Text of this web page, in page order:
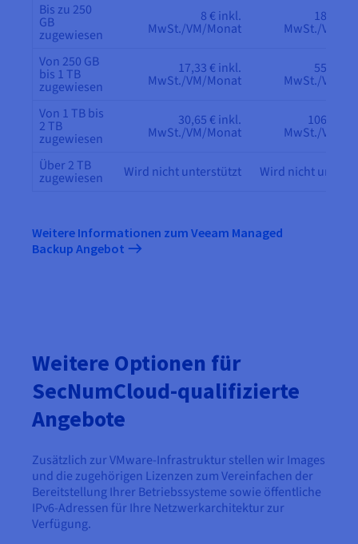
Bis zu 250
GB
zugewiesen
8 € inkl.
MwSt./VM/Monat
18,66 €
MwSt./VM/
Von 250 GB
bis 1 TB
zugewiesen
17,33 € inkl.
MwSt./VM/Monat
55,98 €
MwSt./VM/
Von 1 TB bis
2 TB
zugewiesen
30,65 € inkl.
MwSt./VM/Monat
106,62 €
MwSt./VM/
Über 2 TB
zugewiesen Wird nicht unterstützt Wird nicht
Weitere Informationen zum Veeam Managed
Backup Angebot
Weitere Optionen für
SecNumCloud-qualifizierte
Angebote
Zusätzlich zur VMware-Infrastruktur stellen wir Images
und die zugehörigen Lizenzen zum Vereinfachen der
Bereitstellung Ihrer Betriebssysteme sowie öffentliche
IPv6-Adressen für Ihre Netzwerkarchitektur zur
Verfügung.